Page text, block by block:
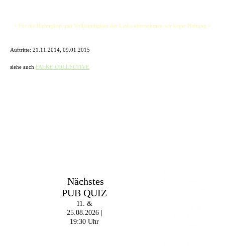
+ Für die Richtigkeit und Vollständigkeit der Links übernehmen wir keine Haftung +
Auftritte: 21.11.2014, 09.01.2015
siehe auch FALKE COLLECTIVE
Nächstes
PUB QUIZ
11. &
25.08.2026 |
19:30 Uhr